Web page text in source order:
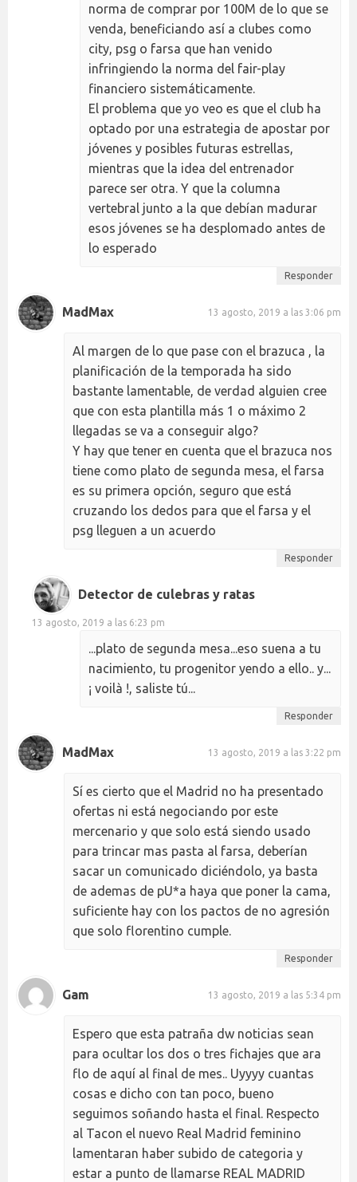
norma de comprar por 100M de lo que se
venda, beneficiando así a clubes como
city, psg o farsa que han venido
infringiendo la norma del fair-play
financiero sistemáticamente.
El problema que yo veo es que el club ha
optado por una estrategia de apostar por
jóvenes y posibles futuras estrellas,
mientras que la idea del entrenador
parece ser otra. Y que la columna
vertebral junto a la que debían madurar
esos jóvenes se ha desplomado antes de
lo esperado
Responder
MadMax 13 agosto, 2019 a las 3:06 pm
Al margen de lo que pase con el brazuca , la
planificación de la temporada ha sido
bastante lamentable, de verdad alguien cree
que con esta plantilla más 1 o máximo 2
llegadas se va a conseguir algo?
Y hay que tener en cuenta que el brazuca nos
tiene como plato de segunda mesa, el farsa
es su primera opción, seguro que está
cruzando los dedos para que el farsa y el
psg lleguen a un acuerdo
Responder
Detector de culebras y ratas
13 agosto, 2019 a las 6:23 pm
...plato de segunda mesa...eso suena a tu
nacimiento, tu progenitor yendo a ello.. y...
¡ voilà !, saliste tú...
Responder
MadMax 13 agosto, 2019 a las 3:22 pm
Sí es cierto que el Madrid no ha presentado
ofertas ni está negociando por este
mercenario y que solo está siendo usado
para trincar mas pasta al farsa, deberían
sacar un comunicado diciéndolo, ya basta
de ademas de pU*a haya que poner la cama,
suficiente hay con los pactos de no agresión
que solo florentino cumple.
Responder
Gam 13 agosto, 2019 a las 5:34 pm
Espero que esta patraña dw noticias sean
para ocultar los dos o tres fichajes que ara
flo de aquí al final de mes.. Uyyyy cuantas
cosas e dicho con tan poco, bueno
seguimos soñando hasta el final. Respecto
al Tacon el nuevo Real Madrid feminino
lamentaran haber subido de categoria y
estar a punto de llamarse REAL MADRID